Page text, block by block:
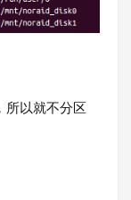
所以就不分区